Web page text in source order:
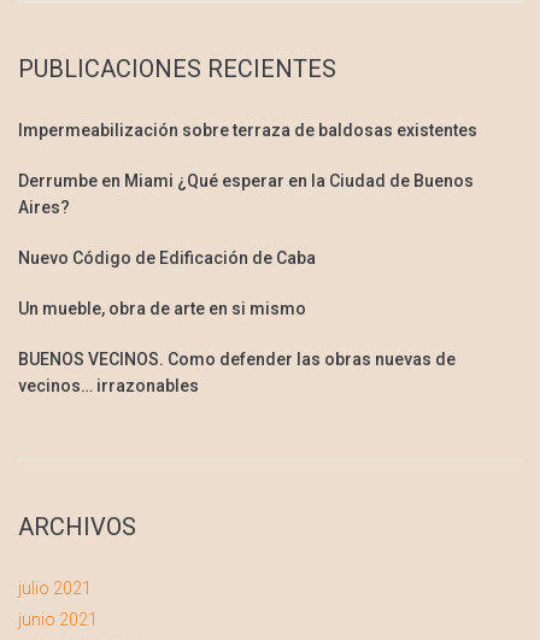
PUBLICACIONES RECIENTES
Impermeabilización sobre terraza de baldosas existentes
Derrumbe en Miami ¿Qué esperar en la Ciudad de Buenos
Aires?
Nuevo Código de Edificación de Caba
Un mueble, obra de arte en si mismo
BUENOS VECINOS. Como defender las obras nuevas de
vecinos… irrazonables
ARCHIVOS
julio 2021
junio 2021